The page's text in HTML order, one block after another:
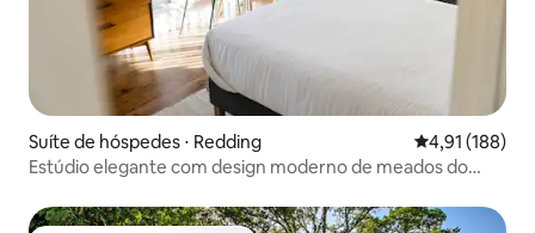
Suíte de hóspedes ⋅ Redding 4,91 de uma
4,91 (188)
Estúdio elegante com design moderno de meados do